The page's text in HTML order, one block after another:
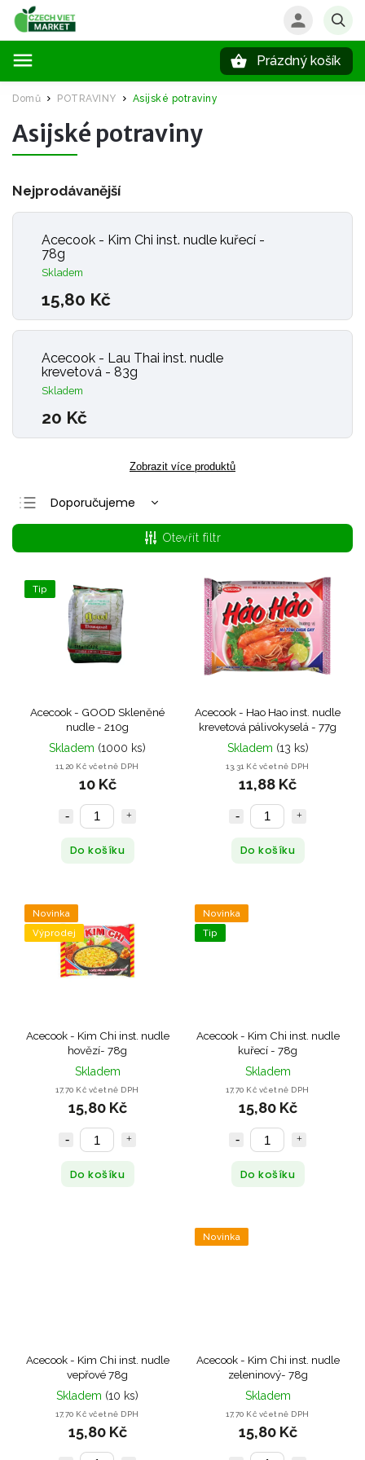
Prázdný košík
Domů / POTRAVINY / Asijské potraviny
Asijské potraviny
Nejprodávanější
Acecook - Kim Chi inst. nudle kuřecí -
78g
Skladem
15,80 Kč
Acecook - Lau Thai inst. nudle
krevetová - 83g
Skladem
20 Kč
Zobrazit více produktů
Doporučujeme
Nejlevnější
Nejdražší
Nejprodávanější
Abecedně
Otevřít filtr
Tip
Acecook - GOOD Skleněné
nudle - 210g
Skladem (1000 ks)
11,20 Kč včetně DPH
10 Kč
Do košíku
Acecook - Hao Hao inst. nudle
krevetová pálivokyselá - 77g
Skladem (13 ks)
13,31 Kč včetně DPH
11,88 Kč
Do košíku
Novinka
Výprodej
Acecook - Kim Chi inst. nudle
hovězí- 78g
Skladem
17,70 Kč včetně DPH
15,80 Kč
Do košíku
Novinka
Tip
Acecook - Kim Chi inst. nudle
kuřecí - 78g
Skladem
17,70 Kč včetně DPH
15,80 Kč
Do košíku
Acecook - Kim Chi inst. nudle
vepřové 78g
Skladem (10 ks)
17,70 Kč včetně DPH
15,80 Kč
Novinka
Acecook - Kim Chi inst. nudle
zeleninový- 78g
Skladem
17,70 Kč včetně DPH
15,80 Kč